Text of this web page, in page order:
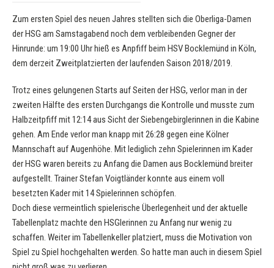
Zum ersten Spiel des neuen Jahres stellten sich die Oberliga-Damen
der HSG am Samstagabend noch dem verbleibenden Gegner der
Hinrunde: um 19:00 Uhr hieß es Anpfiff beim HSV Bocklemünd in Köln,
dem derzeit Zweitplatzierten der laufenden Saison 2018/2019.
Trotz eines gelungenen Starts auf Seiten der HSG, verlor man in der
zweiten Hälfte des ersten Durchgangs die Kontrolle und musste zum
Halbzeitpfiff mit 12:14 aus Sicht der Siebengebirglerinnen in die Kabine
gehen. Am Ende verlor man knapp mit 26:28 gegen eine Kölner
Mannschaft auf Augenhöhe. Mit lediglich zehn Spielerinnen im Kader
der HSG waren bereits zu Anfang die Damen aus Bocklemünd breiter
aufgestellt. Trainer Stefan Voigtländer konnte aus einem voll
besetzten Kader mit 14 Spielerinnen schöpfen.
Doch diese vermeintlich spielerische Überlegenheit und der aktuelle
Tabellenplatz machte den HSGlerinnen zu Anfang nur wenig zu
schaffen. Weiter im Tabellenkeller platziert, muss die Motivation von
Spiel zu Spiel hochgehalten werden. So hatte man auch in diesem Spiel